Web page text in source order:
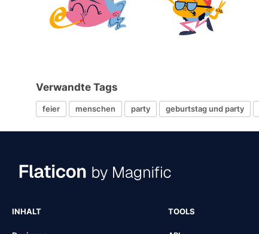
Verwandte Tags
feier menschen party geburtstag und party
INHALT TOOLS